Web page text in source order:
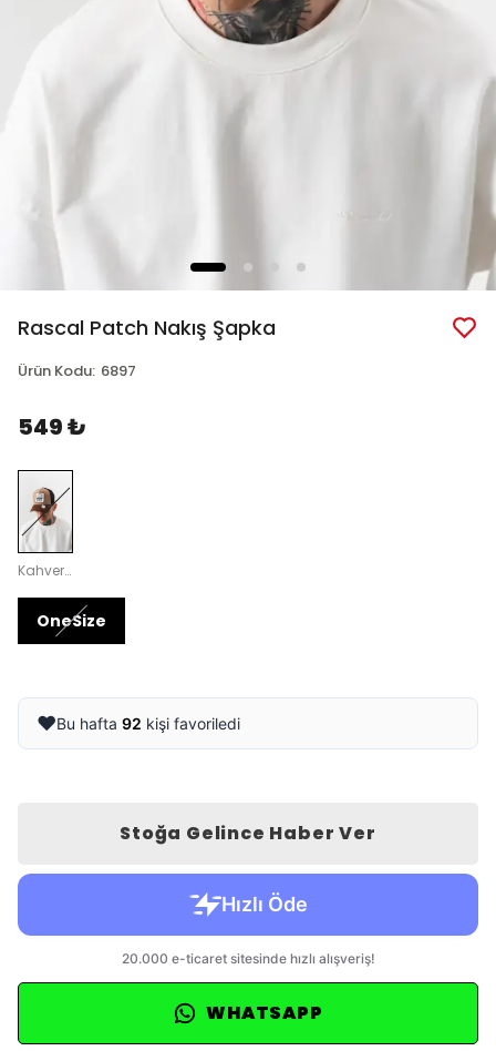
Rascal Patch Nakış Şapka
Ürün Kodu: 6897
549 ₺
Kahverengi
OneSize
❤️Bu hafta 92 kişi favoriledi
Stoğa Gelince Haber Ver
WHATSAPP